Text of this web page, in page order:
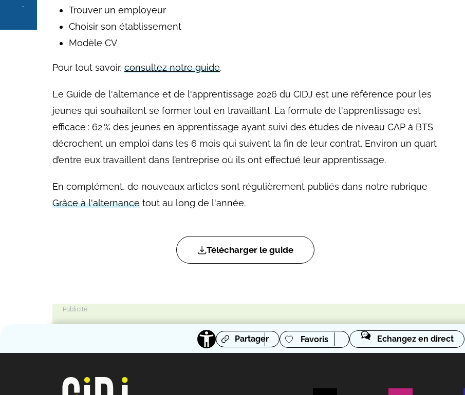
Trouver un employeur
Choisir son établissement
Modèle CV
Pour tout savoir, consultez notre guide.
Le Guide de l'alternance et de l'apprentissage 2026 du CIDJ est une référence pour les
jeunes qui souhaitent se former tout en travaillant. La formule de l'apprentissage est
efficace : 62 % des jeunes en apprentissage ayant suivi des études de niveau CAP à BTS
décrochent un emploi dans les 6 mois qui suivent la fin de leur contrat. Environ un quart
d’entre eux travaillent dans l’entreprise où ils ont effectué leur apprentissage.
En complément, de nouveaux articles sont régulièrement publiés dans notre rubrique
Grâce à l'alternance tout au long de l'année.
Télécharger le guide
Partager Favoris Echangez en direct